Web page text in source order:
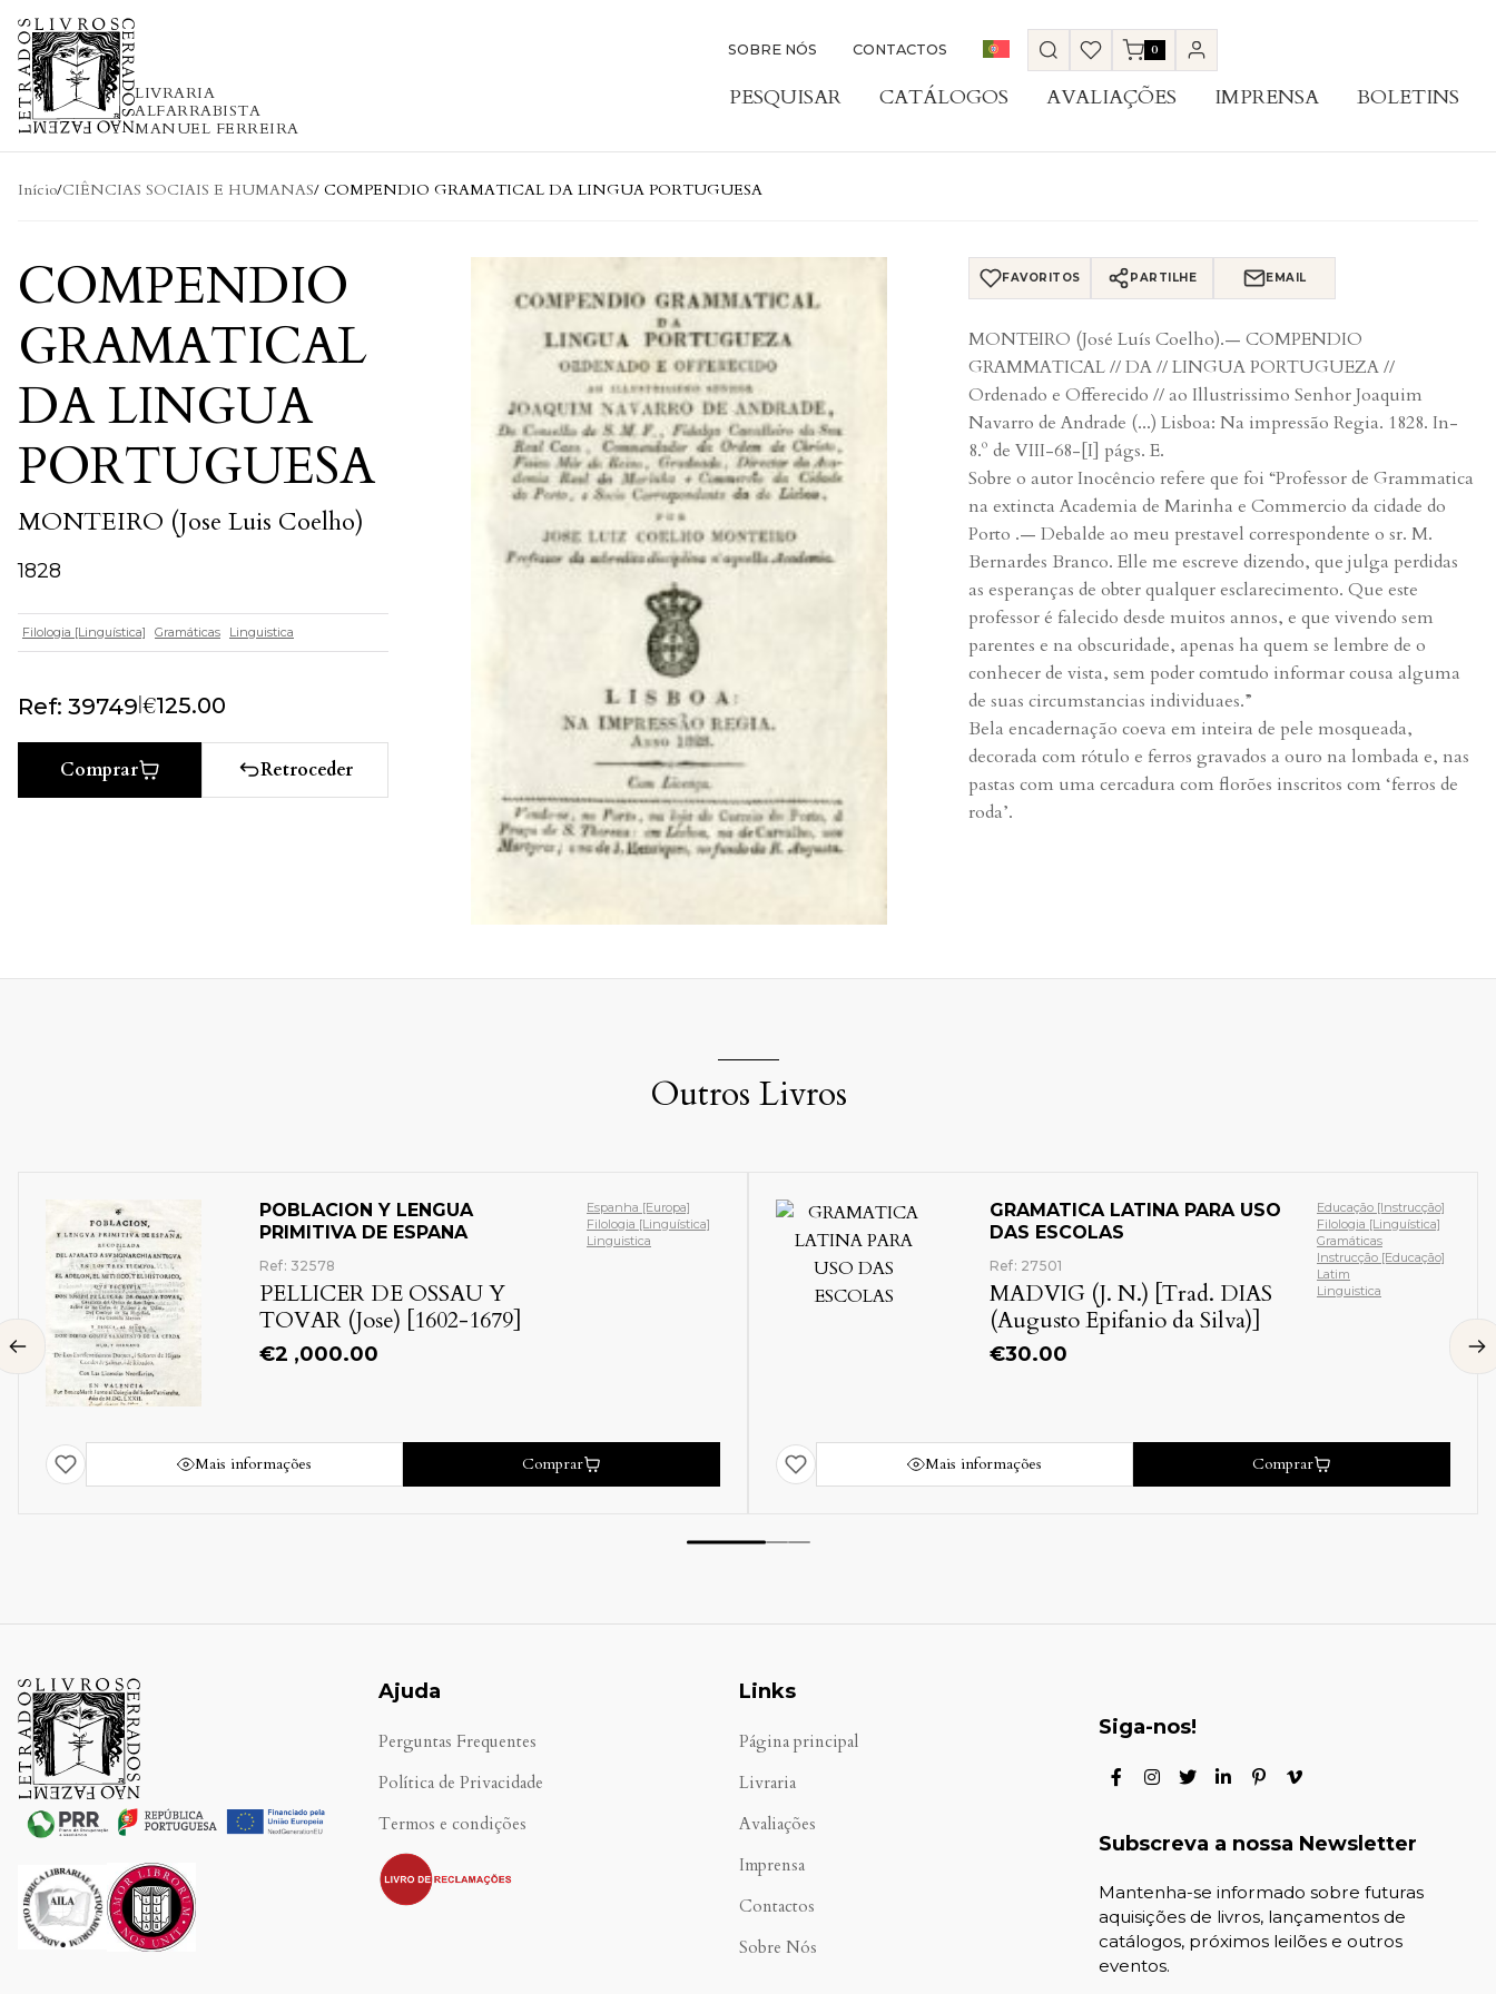
Skip to content
LIVRARIA
ALFARRABISTA
MANUEL FERREIRA
SOBRE NÓS CONTACTOS 0
PESQUISAR CATÁLOGOS AVALIAÇÕES IMPRENSA BOLETINS
Início/CIÊNCIAS SOCIAIS E HUMANAS/ COMPENDIO GRAMATICAL DA LINGUA PORTUGUESA
COMPENDIO
GRAMATICAL
DA LINGUA
PORTUGUESA
MONTEIRO (Jose Luis Coelho)
1828
Filologia [Linguística] Gramáticas Linguistica
Ref: 39749|€125.00
Comprar Retroceder
FAVORITOS PARTILHE EMAIL
MONTEIRO (José Luís Coelho).— COMPENDIO
GRAMMATICAL // DA // LINGUA PORTUGUEZA //
Ordenado e Offerecido // ao Illustrissimo Senhor Joaquim
Navarro de Andrade (...) Lisboa: Na impressão Regia. 1828. In-
8.º de VIII-68-[I] págs. E.
Sobre o autor Inocêncio refere que foi “Professor de Grammatica
na extincta Academia de Marinha e Commercio da cidade do
Porto .— Debalde ao meu prestavel correspondente o sr. M.
Bernardes Branco. Elle me escreve dizendo, que julga perdidas
as esperanças de obter qualquer esclarecimento. Que este
professor é falecido desde muitos annos, e que vivendo sem
parentes e na obscuridade, apenas ha quem se lembre de o
conhecer de vista, sem poder comtudo informar cousa alguma
de suas circumstancias individuaes.”
Bela encadernação coeva em inteira de pele mosqueada,
decorada com rótulo e ferros gravados a ouro na lombada e, nas
pastas com uma cercadura com florões inscritos com ‘ferros de
roda’.
Outros Livros
POBLACION Y LENGUA
PRIMITIVA DE ESPANA
Ref: 32578
PELLICER DE OSSAU Y
TOVAR (Jose) [1602-1679]
€2 ,000.00
Espanha [Europa]
Filologia [Linguística]
Linguistica
Mais informações Comprar
GRAMATICA LATINA PARA USO
DAS ESCOLAS
Ref: 27501
MADVIG (J. N.) [Trad. DIAS
(Augusto Epifanio da Silva)]
€30.00
Educação [Instrucção]
Filologia [Linguística]
Gramáticas
Instrucção [Educação]
Latim
Linguistica
Mais informações Comprar
Ajuda
Perguntas Frequentes
Política de Privacidade
Termos e condições
.
Links
Página principal
Livraria
Avaliações
Imprensa
Contactos
Sobre Nós
Siga-nos!
Subscreva a nossa Newsletter
Mantenha-se informado sobre futuras
aquisições de livros, lançamentos de
catálogos, próximos leilões e outros
eventos.